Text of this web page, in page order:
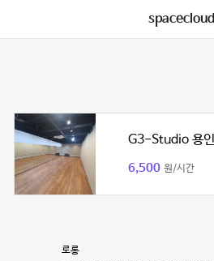
spacecloud
G3-Studio 용인
6,500 원/시간
로롱